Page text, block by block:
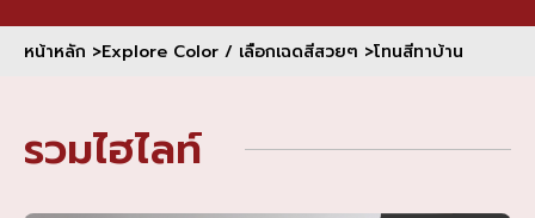
หน้าหลัก >Explore Color / เลือกเฉดสีสวยๆ >โทนสีทาบ้าน
รวมไฮไลท์